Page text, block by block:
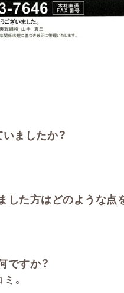
ましたか？
た方はどのような点
ですか？
。